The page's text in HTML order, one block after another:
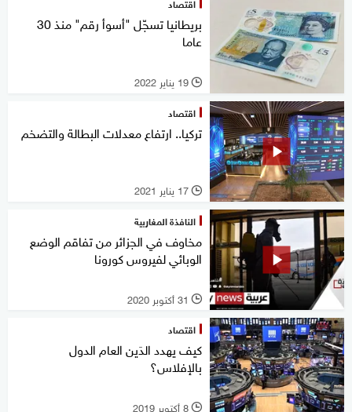
بريطانيا تسجّل "أسوأ رقم" منذ 30
عاما
l 19 يناير 2022
اقتصاد
تركيا.. ارتفاع معدلات البطالة والتضخم
l 17 يناير 2021
النافذة المغاربية
مخاوف في الجزائر من تفاقم الوضع
الوبائي لفيروس كورونا
l 31 أكتوبر 2020
اقتصاد
كيف يهدد الدَين العام الدول
بالإفلاس؟
l 8 أكتوبر 2019